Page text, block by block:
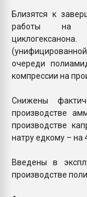
Близятся к
работы на
(унифицированной
очереди
компрессии на
Снижены
производстве
производстве
натру едкому – на
Введены в
производстве